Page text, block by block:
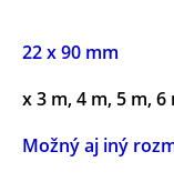
22 x 90 mm
x 3 m, 4 m, 5 m, 6
Možný aj iný